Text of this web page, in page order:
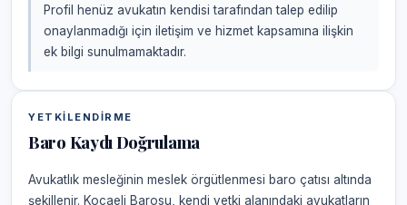
Profil henüz avukatın kendisi tarafından talep edilip
onaylanmadığı için iletişim ve hizmet kapsamına ilişkin
ek bilgi sunulmamaktadır.
YETKILENDIRME
Baro Kaydı Doğrulama
Avukatlık mesleğinin meslek örgütlenmesi baro çatısı altında
şekillenir. Kocaeli Barosu, kendi yetki alanındaki avukatların